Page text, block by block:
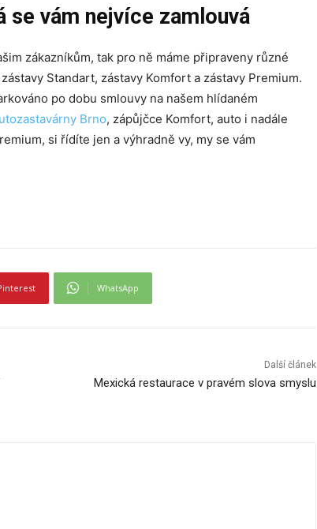
vám nejvíce zamlouvá
zákazníkům, tak pro ně máme připraveny různé
Standart, zástavy Komfort a zástavy Premium.
po dobu smlouvy na našem hlídaném
Brno, zápůjčce Komfort, auto i nadále
si řídíte jen a výhradně vy, my se vám
WhatsApp
Další článek
Mexická restaurace v pravém slova smyslu